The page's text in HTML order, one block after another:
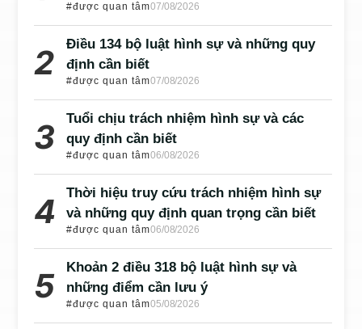
#được quan tâm07/08/2026
Điều 134 bộ luật hình sự và những quy
định cần biết
#được quan tâm07/08/2026
Tuổi chịu trách nhiệm hình sự và các
quy định cần biết
#được quan tâm06/08/2026
Thời hiệu truy cứu trách nhiệm hình sự
và những quy định quan trọng cần biết
#được quan tâm06/08/2026
Khoản 2 điều 318 bộ luật hình sự và
những điểm cần lưu ý
#được quan tâm05/08/2026